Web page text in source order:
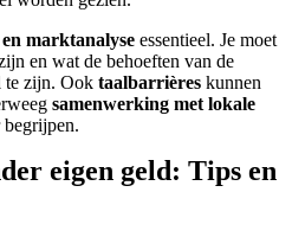
marktanalyse essentieel. Je moet
en wat de behoeften van de
te zijn. Ook taalbarrières kunnen
samenwerking met lokale
begrijpen.
eigen geld: Tips en